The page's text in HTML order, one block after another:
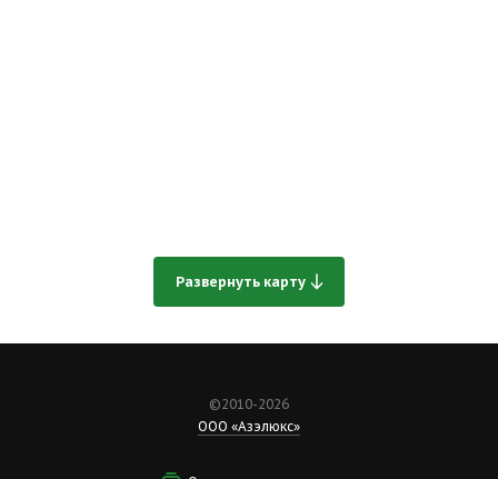
Развернуть карту
©2010-2026
ООО «Азэлюкс»